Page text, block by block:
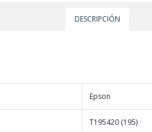
DESCRIPCIÓN
Epson
T195420 (195)